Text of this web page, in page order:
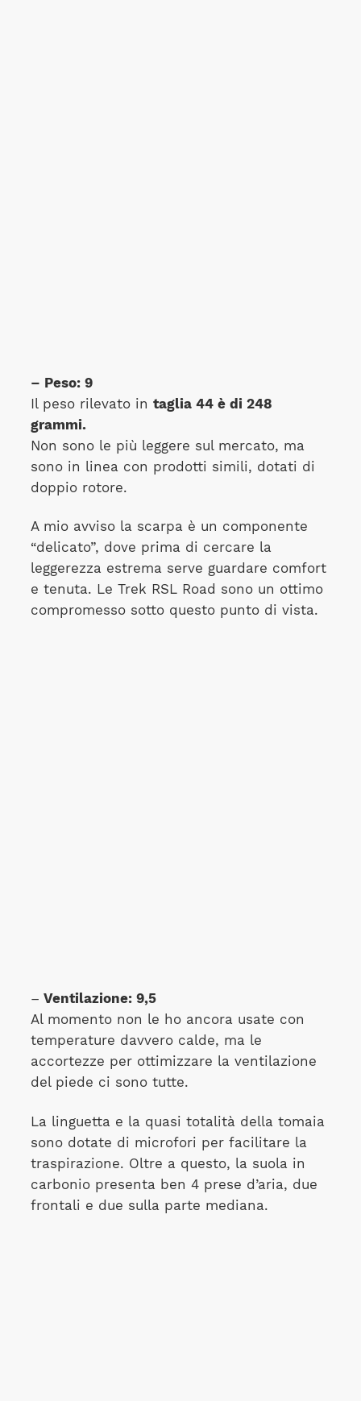
– Peso: 9
Il peso rilevato in taglia 44 è di 248
grammi.
Non sono le più leggere sul mercato, ma
sono in linea con prodotti simili, dotati di
doppio rotore.
A mio avviso la scarpa è un componente
“delicato”, dove prima di cercare la
leggerezza estrema serve guardare comfort
e tenuta. Le Trek RSL Road sono un ottimo
compromesso sotto questo punto di vista.
– Ventilazione: 9,5
Al momento non le ho ancora usate con
temperature davvero calde, ma le
accortezze per ottimizzare la ventilazione
del piede ci sono tutte.
La linguetta e la quasi totalità della tomaia
sono dotate di microfori per facilitare la
traspirazione. Oltre a questo, la suola in
carbonio presenta ben 4 prese d’aria, due
frontali e due sulla parte mediana.